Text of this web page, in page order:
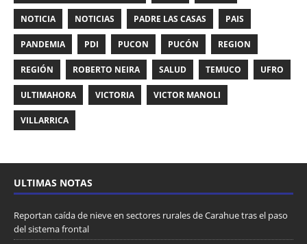
NOTICIA NOTICIAS PADRE LAS CASAS PAIS
PANDEMIA PDI PUCON PUCÓN REGION
REGIÓN ROBERTO NEIRA SALUD TEMUCO UFRO
ULTIMAHORA VICTORIA VICTOR MANOLI
VILLARRICA
ULTIMAS NOTAS
Reportan caída de nieve en sectores rurales de Carahue tras el paso
del sistema frontal